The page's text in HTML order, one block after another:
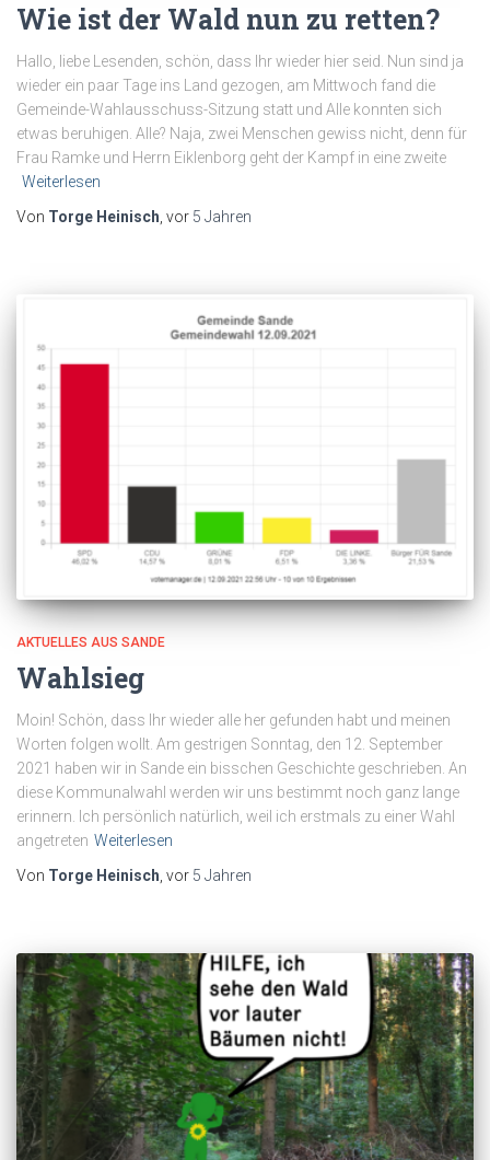
Wie ist der Wald nun zu retten?
Hallo, liebe Lesenden, schön, dass Ihr wieder hier seid. Nun sind ja
wieder ein paar Tage ins Land gezogen, am Mittwoch fand die
Gemeinde-Wahlausschuss-Sitzung statt und Alle konnten sich
etwas beruhigen. Alle? Naja, zwei Menschen gewiss nicht, denn für
Frau Ramke und Herrn Eiklenborg geht der Kampf in eine zweite
Weiterlesen
Von Torge Heinisch, vor 5 Jahren
AKTUELLES AUS SANDE
Wahlsieg
Moin! Schön, dass Ihr wieder alle her gefunden habt und meinen
Worten folgen wollt. Am gestrigen Sonntag, den 12. September
2021 haben wir in Sande ein bisschen Geschichte geschrieben. An
diese Kommunalwahl werden wir uns bestimmt noch ganz lange
erinnern. Ich persönlich natürlich, weil ich erstmals zu einer Wahl
angetreten Weiterlesen
Von Torge Heinisch , vor 5 Jahren